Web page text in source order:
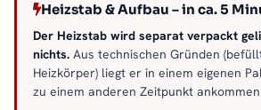
Heizstab & Aufbau – in ca. 5
Der Heizstab wird separat verpackt
nichts. Aus technischen Gründen
Heizkörper) liegt er in einem eigenen
zu einem anderen Zeitpunkt